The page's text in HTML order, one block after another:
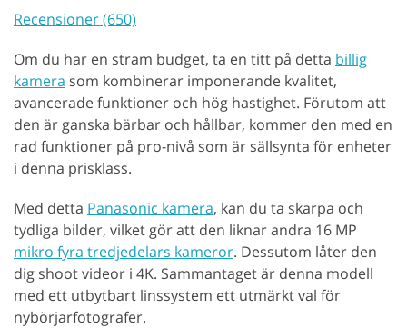
Recensioner (650)
Om du har en stram budget, ta en titt på detta billig
kamera som kombinerar imponerande kvalitet,
avancerade funktioner och hög hastighet. Förutom att
den är ganska bärbar och hållbar, kommer den med en
rad funktioner på pro-nivå som är sällsynta för enheter
i denna prisklass.
Med detta Panasonic kamera, kan du ta skarpa och
tydliga bilder, vilket gör att den liknar andra 16 MP
mikro fyra tredjedelars kameror. Dessutom låter den
dig shoot videor i 4K. Sammantaget är denna modell
med ett utbytbart linssystem ett utmärkt val för
nybörjarfotografer.